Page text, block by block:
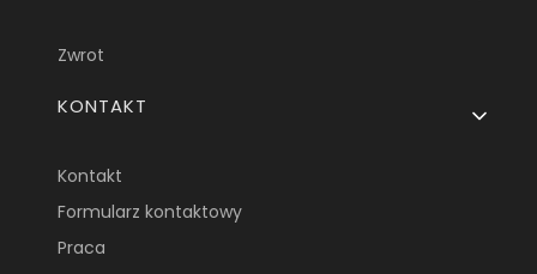
Zwrot
KONTAKT
Kontakt
Formularz kontaktowy
Praca